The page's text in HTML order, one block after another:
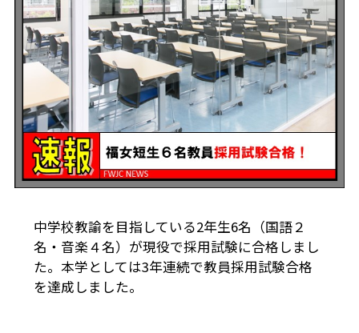
中学校教諭を目指している2年生6名（国語２
名・音楽４名）が現役で採用試験に合格しまし
た。本学としては3年連続で教員採用試験合格
を達成しました。